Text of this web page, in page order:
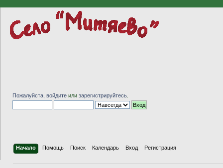
Пожалуйста, войдите или зарегистрируйтесь
Начало Помощь Поиск Календарь Вход Регистрация